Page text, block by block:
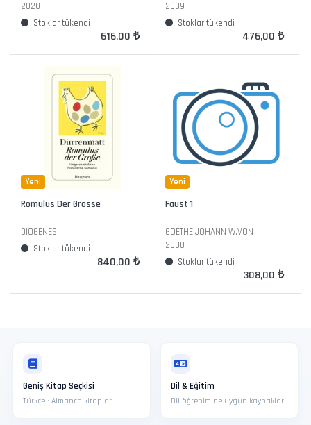
2020
Stoklar tükendi
616,00 ₺
2009
Stoklar tükendi
476,00 ₺
Yeni
Romulus Der Grosse
DIOGENES
Stoklar tükendi
840,00 ₺
Yeni
Faust 1
GOETHE,JOHANN W.VON
2000
Stoklar tükendi
308,00 ₺
Geniş Kitap Seçkisi
Türkçe · Almanca kitaplar
Dil & Eğitim
Dil öğrenimine uygun kaynaklar